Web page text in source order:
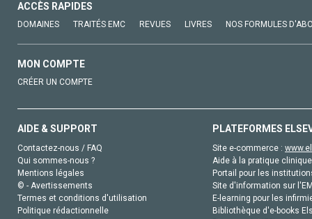
ACCÈS RAPIDES
DOMAINES TRAITÉS EMC REVUES LIVRES NOS FORMULES
MON COMPTE
CRÉER UN COMPTE
AIDE & SUPPORT
Contactez-nous / FAQ
Qui sommes-nous ?
Mentions légales
© - Avertissements
Termes et conditions d'utilisation
Politique rédactionnelle
PLATEFORMES
Site e-commerce :
Aide à la pratique
Portail pour les
Site d'information sur
E-learning pour les
Bibliothèque d'e-books